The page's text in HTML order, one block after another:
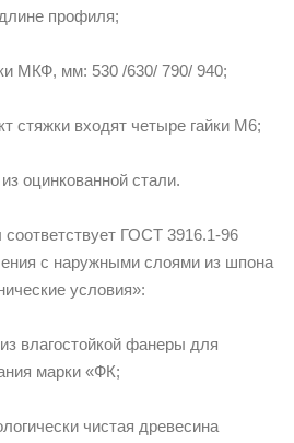
профиля;
МКФ, мм: 530 /630/ 790/ 940;
стяжки входят четыре гайки М6;
оцинкованной стали.
ГОСТ 3916.1-96
с наружными слоями из шпона
условия»:
влагостойкой фанеры для
марки «ФК;
чистая древесина